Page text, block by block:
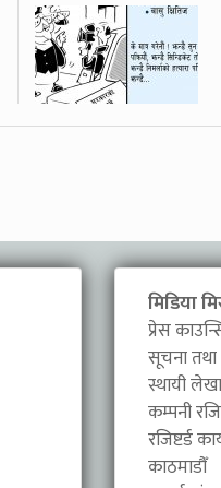
मिडिया
प्रेस
सूचना तथा
स्थायी
कम्पनी
रजिष्टर्ड
काठमाडौँ